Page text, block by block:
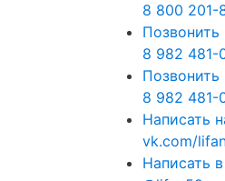
8 800 201-
Позвонить
8 982 481-
Позвонить
8 982 481-
Написать
vk.com/
Написать